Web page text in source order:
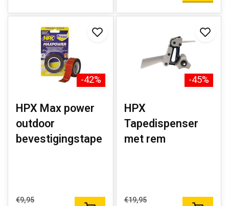
-42%
HPX Max power
outdoor
bevestigingstape
€9,95
-45%
HPX
Tapedispenser
met rem
€19,95